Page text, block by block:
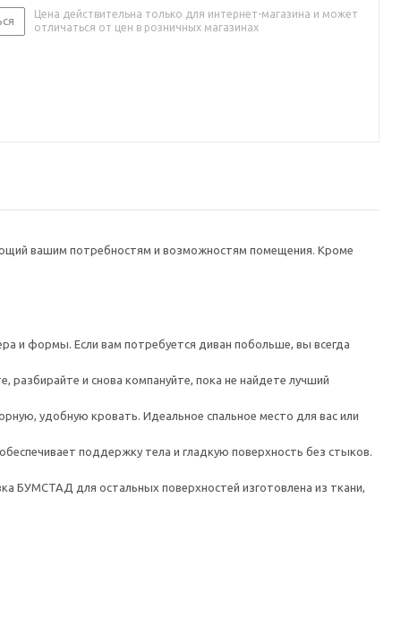
Цена действительна только для интернет-магазина и может
отличаться от цен в розничных магазинах
вашим потребностям и возможностям помещения. Кроме
и формы. Если вам потребуется диван побольше, вы всегда
и снова компануйте, пока не найдете лучший
удобную кровать. Идеальное спальное место для вас или
поддержку тела и гладкую поверхность без стыков.
БУМСТАД для остальных поверхностей изготовлена из ткани,